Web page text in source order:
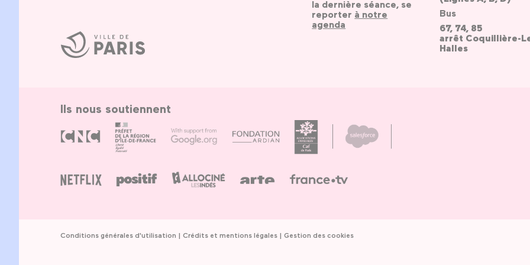
Ville
de
Paris
la dernière séance, se
reporter à notre
agenda
Bus
67, 74, 85
arrêt Coquillière-
Halles
Ils nous soutiennent
Conditions générales d'utilisation Crédits et mentions légales Gestion des cookies